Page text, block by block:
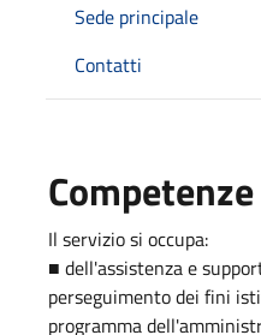
Sede principale
Contatti
Competenze
Il servizio si occupa:
■ dell'assistenza e
perseguimento dei fini
programma